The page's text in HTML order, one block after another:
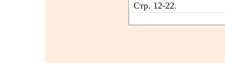
Стр. 12-22.